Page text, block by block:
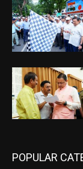
POPULAR